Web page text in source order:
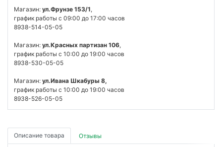
Магазин: ул.Фрунзе 153/1,
график работы с 09:00 до 17:00 часов
8938-514-05-05
Магазин: ул.Красных партизан 106,
график работы с 10:00 до 19:00 часов
8938-530-05-05
Магазин: ул.Ивана Шкабуры 8,
график работы с 10:00 до 19:00 часов
8938-526-05-05
Описание товара Отзывы